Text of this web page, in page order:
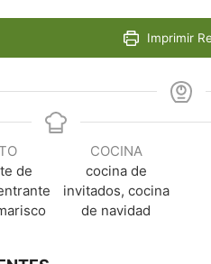
Imprimir
de
COCINA
cocina de
invitados, cocina
de navidad